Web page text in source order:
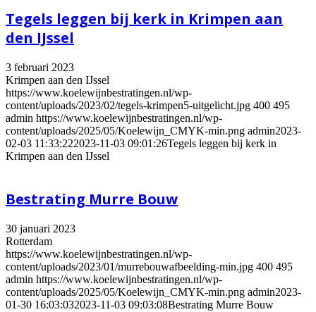
Tegels leggen bij kerk in Krimpen aan
den IJssel
3 februari 2023
Krimpen aan den IJssel
https://www.koelewijnbestratingen.nl/wp-
content/uploads/2023/02/tegels-krimpen5-uitgelicht.jpg 400 495
admin https://www.koelewijnbestratingen.nl/wp-
content/uploads/2025/05/Koelewijn_CMYK-min.png admin2023-
02-03 11:33:222023-11-03 09:01:26Tegels leggen bij kerk in
Krimpen aan den IJssel
Bestrating Murre Bouw
30 januari 2023
Rotterdam
https://www.koelewijnbestratingen.nl/wp-
content/uploads/2023/01/murrebouwafbeelding-min.jpg 400 495
admin https://www.koelewijnbestratingen.nl/wp-
content/uploads/2025/05/Koelewijn_CMYK-min.png admin2023-
01-30 16:03:032023-11-03 09:03:08Bestrating Murre Bouw